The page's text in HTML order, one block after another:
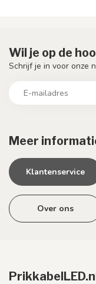
Meer
Klantenservice
Over ons
Wil je op de
Schrijf je in voor onze